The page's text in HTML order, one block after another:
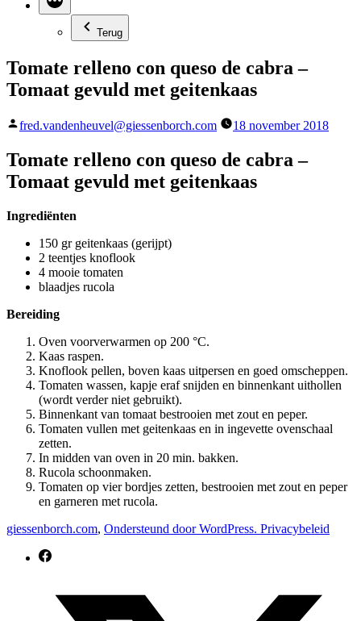
Terug
Tomate relleno con queso de cabra –
Tomaat gevuld met geitenkaas
Geplaatst
fred.vandenheuvel@giessenborch.com 18 november 2018
Tomate relleno con queso de cabra –
Tomaat gevuld met geitenkaas
Ingrediënten
150 gr geitenkaas (gerijpt)
2 teentjes knoflook
4 mooie tomaten
blaadjes rucola
Bereiding
Oven voorverwarmen op 200 °C.
Kaas raspen.
Knoflook pellen, boven kaas uitpersen en goed omscheppen.
Tomaten wassen, kapje eraf snijden en binnenkant uithollen
(wordt verder niet gebruikt).
Binnenkant van tomaat bestrooien met zout en peper.
Tomaten vullen met geitenkaas en in ingevette ovenschaal
zetten.
In midden van oven in 20 min. bakken.
Rucola schoonmaken.
Tomaten op vier bordjes zetten, bestrooien met zout en peper
en garneren met rucola.
giessenborch.com, Ondersteund door WordPress. Privacybeleid